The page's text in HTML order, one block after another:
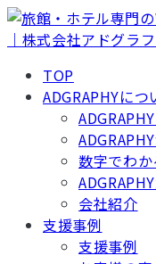
TOP
ADGRAPHYにつ
数字でわか
会社紹介
支援事例
支援事例